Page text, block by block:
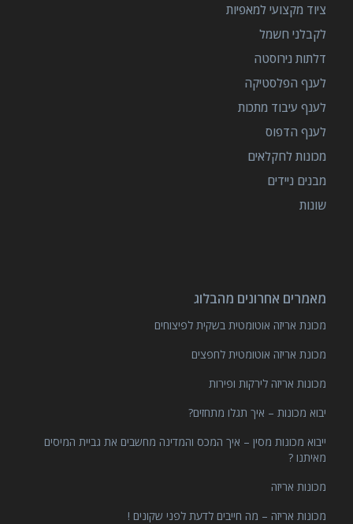
ציוד מקצועי למאפיות
לקבלני חשמל
דלתות נירוסטה
לענף הפלסטיקה
לענף עיבוד מתכות
לענף הדפוס
מכונות לחקלאים
מבנים ניידים
שונות
מאמרים אחרונים מהבלוג
מכונת אריזה אוטומטית בשקית לפיצוחים
מכונת אריזה אוטומטית לחפצים
מכונות אריזה לירקות ופירות
יבוא מכונות – איך תגלו מתחזים?
ייבוא מכונות מסין – איך המכס והמדינה מחשבים את גביית המיסים
מאיתנו ?
מכונות אריזה
מכונות אריזה – מה חייבים לדעת לפני שקונים !